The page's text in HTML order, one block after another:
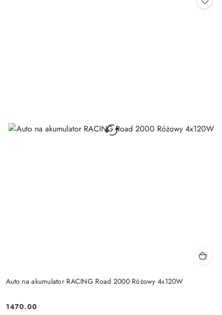
Auto na akumulator RACING Road 2000 Różowy 4x120W
Cena:
1470.00